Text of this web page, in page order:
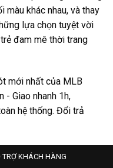
màu khác nhau, và thay
lựa chọn tuyệt vời
đam mê thời trang
mới nhất của MLB
- Giao nhanh 1h,
hệ thống. Đổi trả
TRỢ KHÁCH HÀNG